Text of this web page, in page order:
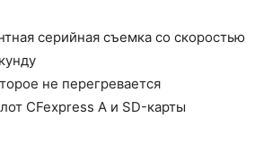
серийная съемка со скоростью
не перегревается
CFexpress A и SD-карты